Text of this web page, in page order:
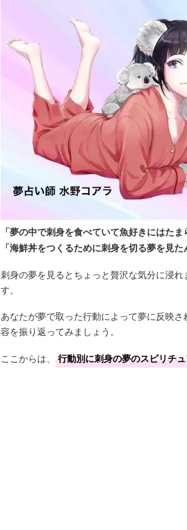
「夢の中で刺身を食べていて魚好きにはたま
「海鮮丼をつくるために刺身を切る夢を見
刺身の夢を見るとちょっと贅沢な気分に浸
す。
あなたが夢で取った行動によって夢に反映
容を振り返ってみましょう。
ここからは、 行動別に刺身の夢のスピリチ